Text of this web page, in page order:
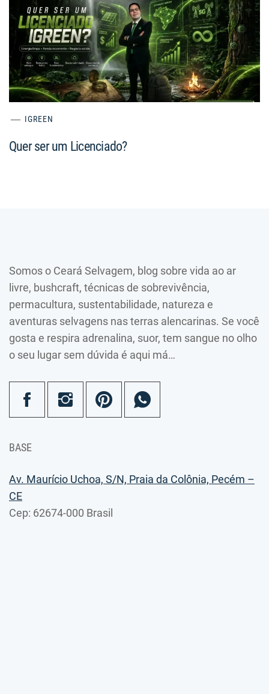
IGREEN
Quer ser um Licenciado?
Somos o Ceará Selvagem, blog sobre vida ao ar
livre, bushcraft, técnicas de sobrevivência,
permacultura, sustentabilidade, natureza e
aventuras selvagens nas terras alencarinas. Se você
gosta e respira adrenalina, suor, tem sangue no olho
o seu lugar sem dúvida é aqui má…
BASE
Av. Maurício Uchoa, S/N, Praia da Colônia, Pecém –
CE
Cep: 62674-000 Brasil